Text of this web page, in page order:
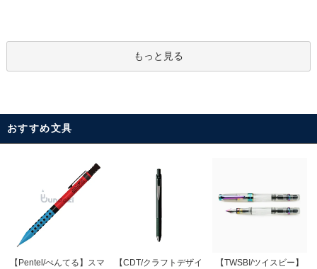
もっと見る
おすすめ文具
【Pentel/ぺんてる】スマ
【CDT/クラフトデザイ
【TWSBI/ツイスビー】